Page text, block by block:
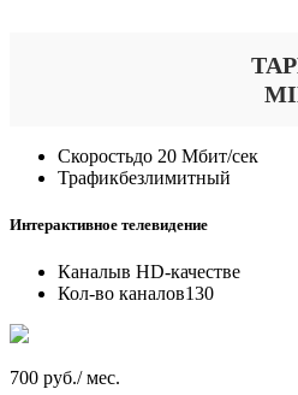
Скоростьдо 20 Мбит/сек
Трафикбезлимитный
Интерактивное телевидение
Каналыв HD-качестве
Кол-во каналов130
700 руб./ мес.